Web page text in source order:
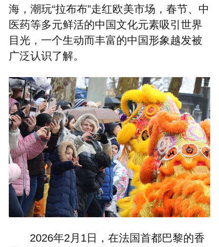
海，潮玩“拉布布”走红欧美市场，春节、中
医药等多元鲜活的中国文化元素吸引世界
目光，一个生动而丰富的中国形象越发被
广泛认识了解。
2026年2月1日，在法国首都巴黎的香